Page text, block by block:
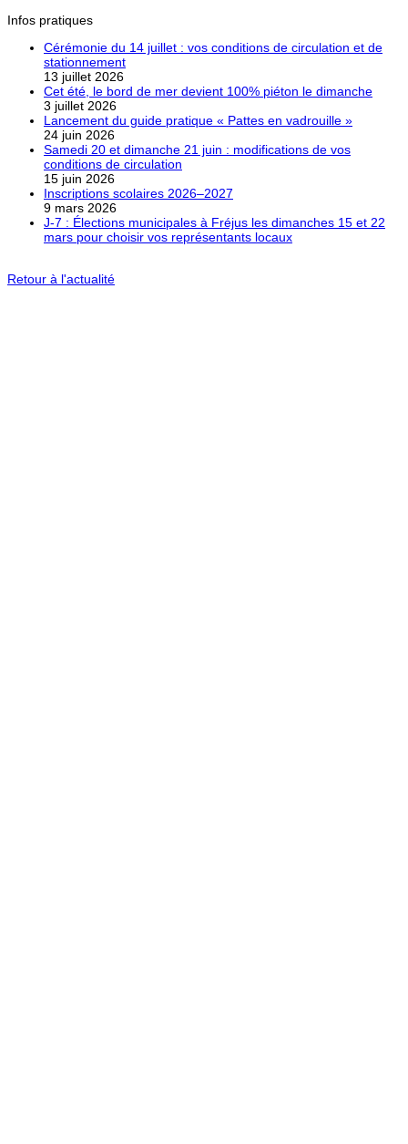
Infos pratiques
Cérémonie du 14 juillet : vos conditions de circulation et de
stationnement
13 juillet 2026
Cet été, le bord de mer devient 100% piéton le dimanche
3 juillet 2026
Lancement du guide pratique « Pattes en vadrouille »
24 juin 2026
Samedi 20 et dimanche 21 juin : modifications de vos
conditions de circulation
15 juin 2026
Inscriptions scolaires 2026–2027
9 mars 2026
J-7 : Élections municipales à Fréjus les dimanches 15 et 22
mars pour choisir vos représentants locaux
Retour à l'actualité